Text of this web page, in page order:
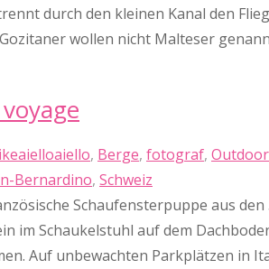
durch den kleinen Kanal den
wollen nicht Malteser
aiello, Berge, fotograf,
Bernardino, Schweiz
Schaufensterpuppe aus
im Schaukelstuhl auf dem
Auf unbewachten Parkplätzen in